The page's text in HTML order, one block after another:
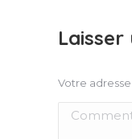
Votre